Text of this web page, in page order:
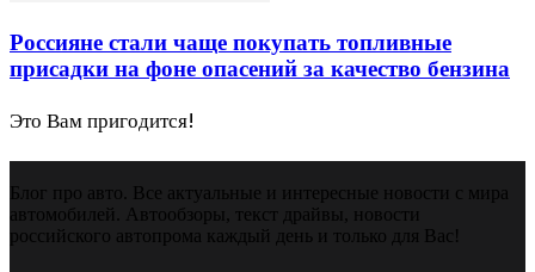
Россияне стали чаще покупать топливные
присадки на фоне опасений за качество бензина
Это Вам пригодится!
Блог про авто. Все актуальные и интересные новости с мира
автомобилей. Автообзоры, текст драйвы, новости
российского автопрома каждый день и только для Вас!